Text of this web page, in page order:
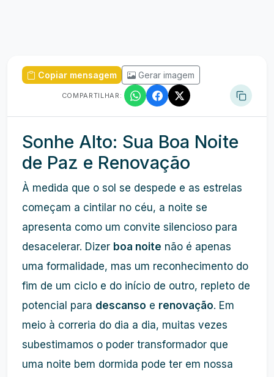
Copiar mensagem Gerar imagem
COMPARTILHAR:
Sonhe Alto: Sua Boa Noite
de Paz e Renovação
À medida que o sol se despede e as estrelas
começam a cintilar no céu, a noite se
apresenta como um convite silencioso para
desacelerar. Dizer boa noite não é apenas
uma formalidade, mas um reconhecimento do
fim de um ciclo e do início de outro, repleto de
potencial para descanso e renovação. Em
meio à correria do dia a dia, muitas vezes
subestimamos o poder transformador que
uma noite bem dormida pode ter em nossa